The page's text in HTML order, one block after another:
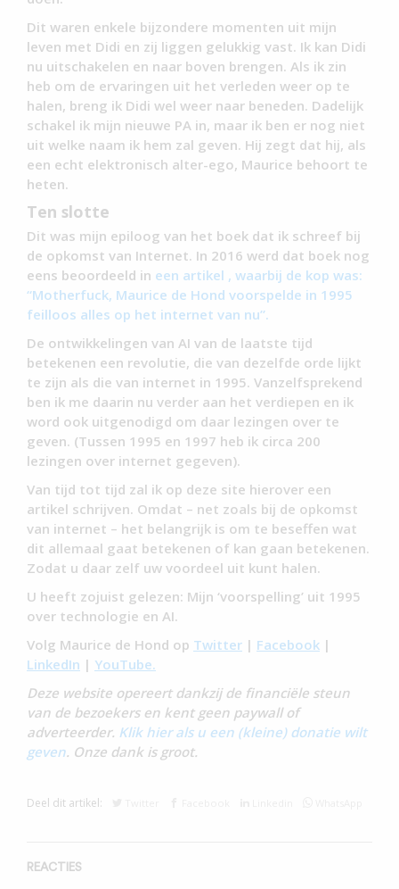
Dit waren enkele bijzondere momenten uit mijn
leven met Didi en zij liggen gelukkig vast. Ik kan Didi
nu uitschakelen en naar boven brengen. Als ik zin
heb om de ervaringen uit het verleden weer op te
halen, breng ik Didi wel weer naar beneden. Dadelijk
schakel ik mijn nieuwe PA in, maar ik ben er nog niet
uit welke naam ik hem zal geven. Hij zegt dat hij, als
een echt elektronisch alter-ego, Maurice behoort te
heten.
Ten slotte
Dit was mijn epiloog van het boek dat ik schreef bij
de opkomst van Internet. In 2016 werd dat boek nog
eens beoordeeld in een artikel , waarbij de kop was:
“Motherfuck, Maurice de Hond voorspelde in 1995
feilloos alles op het internet van nu”.
De ontwikkelingen van AI van de laatste tijd
betekenen een revolutie, die van dezelfde orde lijkt
te zijn als die van internet in 1995. Vanzelfsprekend
ben ik me daarin nu verder aan het verdiepen en ik
word ook uitgenodigd om daar lezingen over te
geven. (Tussen 1995 en 1997 heb ik circa 200
lezingen over internet gegeven).
Van tijd tot tijd zal ik op deze site hierover een
artikel schrijven. Omdat – net zoals bij de opkomst
van internet – het belangrijk is om te beseffen wat
dit allemaal gaat betekenen of kan gaan betekenen.
Zodat u daar zelf uw voordeel uit kunt halen.
U heeft zojuist gelezen: Mijn ‘voorspelling’ uit 1995
over technologie en AI.
Volg Maurice de Hond op Twitter | Facebook |
LinkedIn | YouTube.
Deze website opereert dankzij de financiële steun
van de bezoekers en kent geen paywall of
adverteerder. Klik hier als u een (kleine) donatie wilt
geven. Onze dank is groot.
Deel dit artikel:
REACTIES